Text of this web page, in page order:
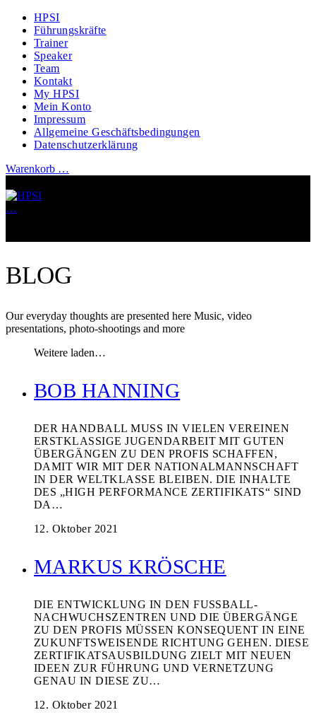
HPSI
Führungskräfte
Trainer
Speaker
Team
Kontakt
My HPSI
Mein Konto
Impressum
Allgemeine Geschäftsbedingungen
Datenschutzerklärung
Warenkorb …
…
BLOG
Our everyday thoughts are presented here Music, video
presentations, photo-shootings and more
Weitere laden…
BOB HANNING
DER HANDBALL MUSS IN VIELEN VEREINEN
ERSTKLASSIGE JUGENDARBEIT MIT GUTEN
ÜBERGÄNGEN ZU DEN PROFIS SCHAFFEN,
DAMIT WIR MIT DER NATIONALMANNSCHAFT
IN DER WELTKLASSE BLEIBEN. DIE INHALTE
DES „HIGH PERFORMANCE ZERTIFIKATS“ SIND
DA…
12. Oktober 2021
MARKUS KRÖSCHE
DIE ENTWICKLUNG IN DEN FUSSBALL-
NACHWUCHSZENTREN UND DIE ÜBERGÄNGE
ZU DEN PROFIS MÜSSEN KONSEQUENT IN EINE
ZUKUNFTSWEISENDE RICHTUNG GEHEN. DIESE
ZERTIFIKATSAUSBILDUNG ZIELT MIT NEUEN
IDEEN ZUR FÜHRUNG UND VERNETZUNG
GENAU IN DIESE ZU…
12. Oktober 2021